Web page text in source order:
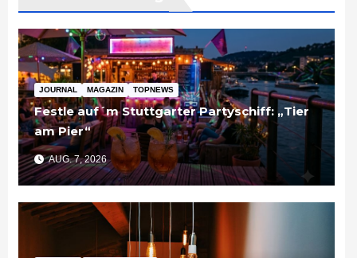
JOURNAL MAGAZIN TOPNEWS
Festle auf´m Stuttgarter Partyschiff: „Tier
am Pier“
AUG. 7, 2026